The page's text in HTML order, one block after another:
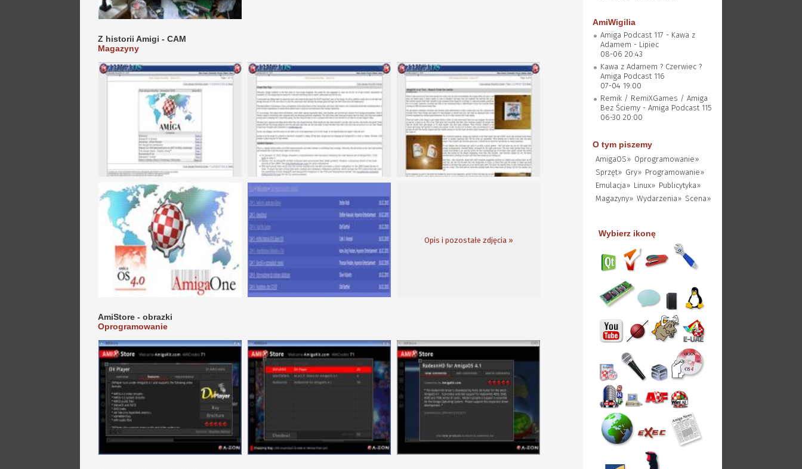
Z historii Amigi - CAM
Magazyny
Opis i pozostałe zdjęcia »
AmiStore - obrazki
Oprogramowanie
AmiWigilia
Amiga Podcast 117 - Kawa z
Adamem - Lipiec
08-06 20:43
Kawa z Adamem ? Czerwiec ?
Amiga Podcast 116
07-04 19:00
Remik / RemiXGames / Amiga
Bez Ściemy - Amiga Podcast 115
06-30 20:00
O tym piszemy
AmigaOS» Oprogramowanie»
Sprzęt» Gry» Programowanie»
Emulacja» Linux» Publicytyka»
Magazyny» Wydarzenia» Scena»
Wybierz ikonę